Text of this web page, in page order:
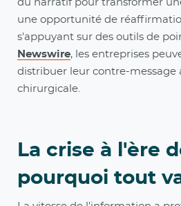
du narratif pour transformer
une opportunité de
s'appuyant sur des outils de
Newswire, les entreprises
distribuer leur contre-message
chirurgicale.
La crise à l'ère
pourquoi tout